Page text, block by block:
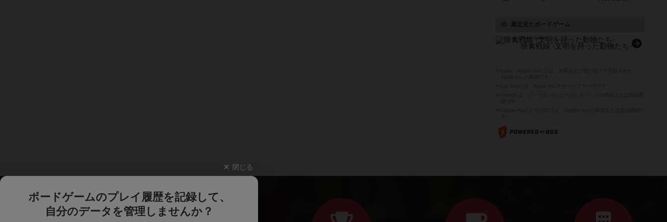
最近見たボードゲーム
Roukin Sensen
狼禽戦線 -文明を持った動物たち-
閉じる
ボードゲームのプレイ履歴を記録して、
自分のデータを管理しませんか？